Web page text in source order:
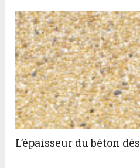
L’épaisseur du béton